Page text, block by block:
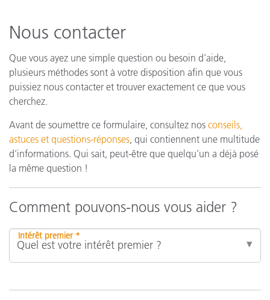
Nous contacter
Que vous ayez une simple question ou besoin d’aide,
plusieurs méthodes sont à votre disposition afin que vous
puissiez nous contacter et trouver exactement ce que vous
cherchez.
Avant de soumettre ce formulaire, consultez nos conseils,
astuces et questions-réponses, qui contiennent une multitude
d’informations. Qui sait, peut-être que quelqu’un a déjà posé
la même question !
Comment pouvons-nous vous aider ?
Intérêt premier *